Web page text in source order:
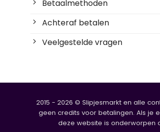
Betaalmethoden
Achteraf betalen
Veelgestelde vragen
2015 - 2026 © Slipjesmarkt en alle
geen credits voor betalingen. Als je
deze website is onderworpen